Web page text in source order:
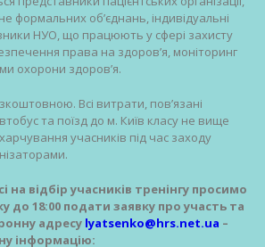
формальних об’єднань, індивідуальні
НУО, що працюють у сфері захисту
права на здоров’я, моніторинг
охорони здоров’я.
Всі витрати, пов’язані
та поїзд до м. Київ класу не вище
учасників під час заходу
на відбір учасників тренінгу просимо
до 18:00 подати заявку про участь та
адресу lyatsenko@hrs.net.ua –
інформацію: